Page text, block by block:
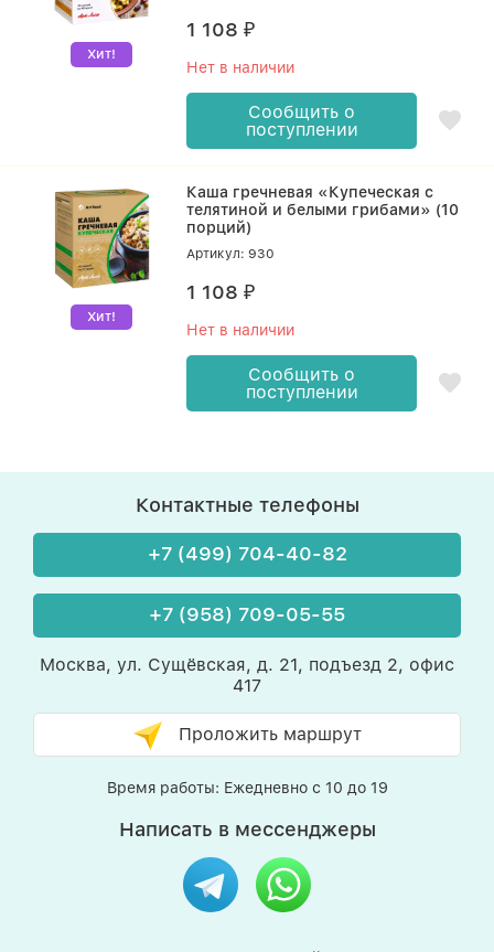
Хит!
1 108₽
Нет в наличии
Сообщить о
поступлении
Хит!
Каша гречневая «Купеческая с
телятиной и белыми грибами» (10
порций)
Артикул: 930
1 108₽
Нет в наличии
Сообщить о
поступлении
Контактные телефоны
+7 (499) 704-40-82
+7 (958) 709-05-55
Москва, ул. Сущёвская, д. 21, подъезд 2, офис
417
Проложить маршрут
Время работы: Ежедневно с 10 до 19
Написать в мессенджеры